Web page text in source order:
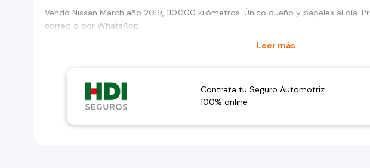
Vendo Nissan March año 2019, 110.000 kilómetros. Único dueño y papeles al día.
correo o por WhatsApp
Leer más
Contrata tu Seguro Automotriz
100% online